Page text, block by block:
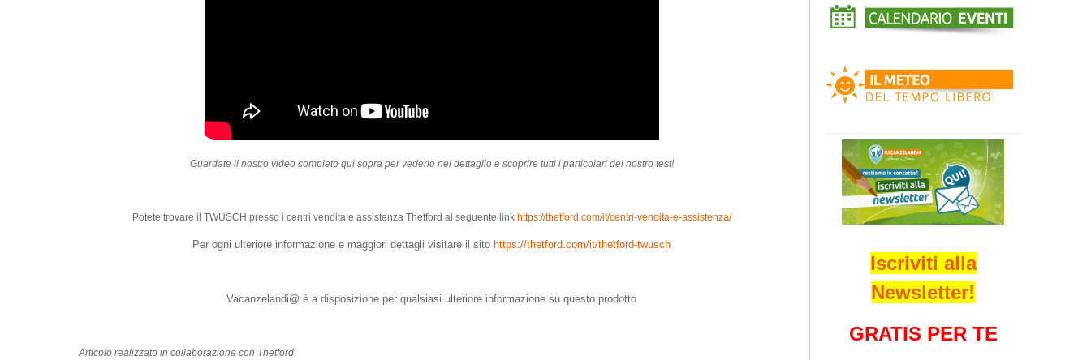
Guardate il nostro video completo qui sopra per vederlo nel dettaglio e scoprire tutti i particolari del nostro test!
Potete trovare il TWUSCH presso i centri vendita e assistenza Thetford al seguente link https://thetford.com/it/centri-vendita-e-assistenza/
Per ogni ulteriore informazione e maggiori dettagli visitare il sito https://thetford.com/it/thetford-twusch
Vacanzelandi@ è a disposizione per qualsiasi ulteriore informazione su questo prodotto
Articolo realizzato in collaborazione con Thetford
Iscriviti alla
Newsletter!
GRATIS PER TE